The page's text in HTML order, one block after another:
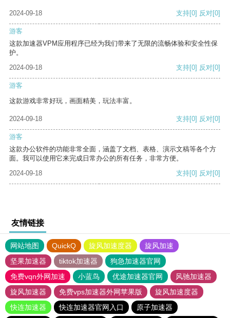
2024-09-18 支持[0] 反对[0]
游客
这款加速器VPM应用程序已经为我们带来了无限的流畅体验和安全性保
护。
2024-09-18
支持[0] 反对[0]
游客
这款游戏非常好玩，画面精美，玩法丰富。
2024-09-18 支持[0] 反对[0]
游客
这款办公软件的功能非常全面，涵盖了文档、表格、演示文稿等各个方
面。我可以使用它来完成日常办公的所有任务，非常方便。
2024-09-18
支持[0] 反对[0]
友情链接
网站地图 QuickQ 旋风加速度器
旋风加速
坚果加速器
tiktok加速器
狗急加速器官网
免费vqn外网加速
小蓝鸟 优途加速器官网
风驰加速器
旋风加速器
免费vps加速器外网苹果版
旋风加速度器
快连加速器
快连加速器官网入口
原子加速器